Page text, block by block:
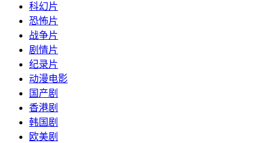
科幻片
恐怖片
战争片
剧情片
纪录片
动漫电影
国产剧
香港剧
韩国剧
欧美剧